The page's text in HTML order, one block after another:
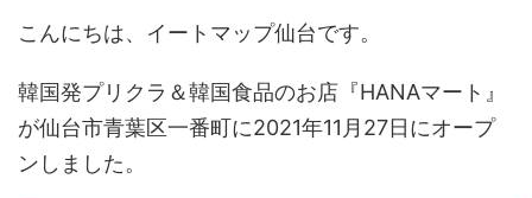
こんにちは、イートマップ仙台です。
韓国発プリクラ＆韓国食品のお店『HANAマート』
が仙台市青葉区一番町に2021年11月27日にオープ
ンしました。